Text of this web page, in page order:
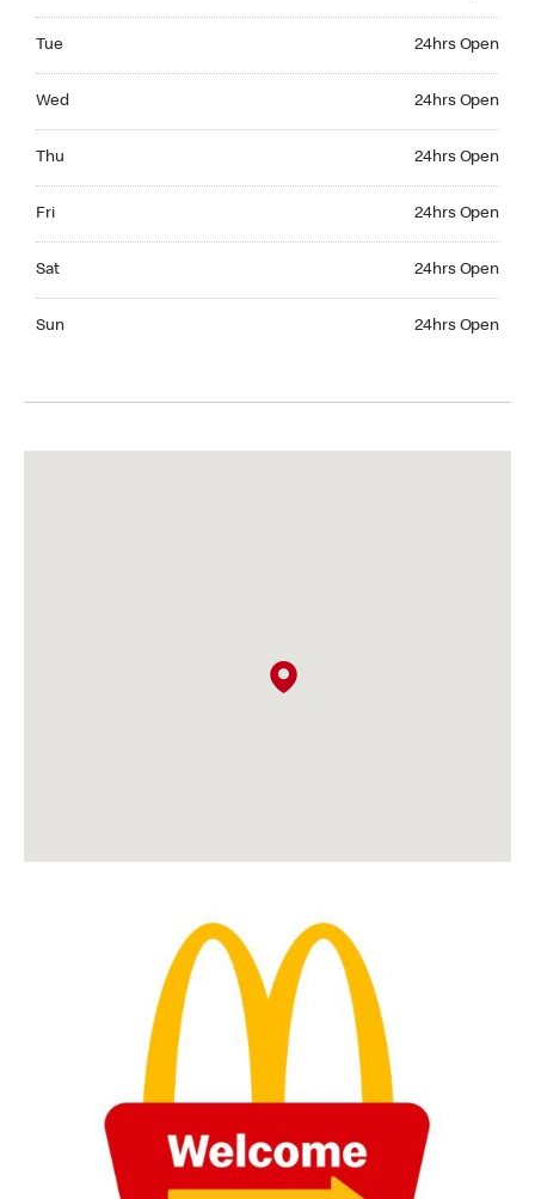
Tue 24hrs Open
Wed 24hrs Open
Thu 24hrs Open
Fri 24hrs Open
Sat 24hrs Open
Sun 24hrs Open